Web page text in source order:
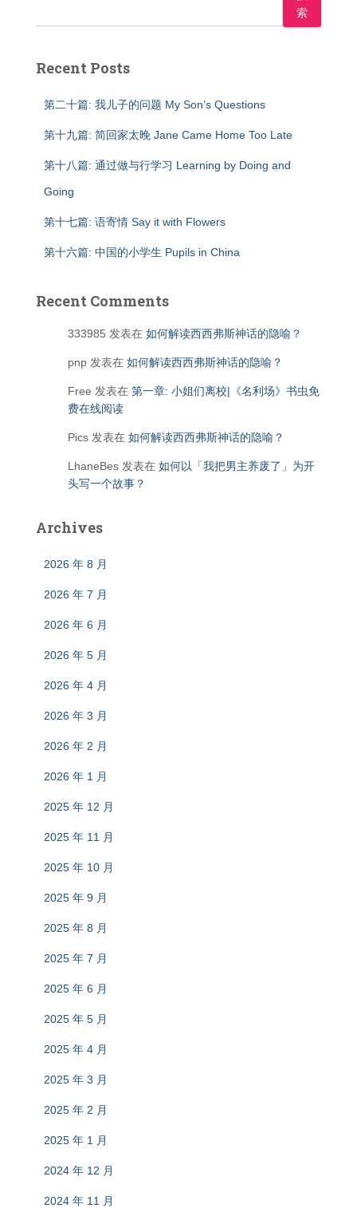
索
Recent Posts
第二十篇: 我儿子的问题 My Son’s Questions
第十九篇: 简回家太晚 Jane Came Home Too Late
第十八篇: 通过做与行学习 Learning by Doing and
Going
第十七篇: 语寄情 Say it with Flowers
第十六篇: 中国的小学生 Pupils in China
Recent Comments
333985 发表在 如何解读西西弗斯神话的隐喻？
pnp 发表在 如何解读西西弗斯神话的隐喻？
Free 发表在 第一章: 小姐们离校|《名利场》书虫免
费在线阅读
Pics 发表在 如何解读西西弗斯神话的隐喻？
LhaneBes 发表在 如何以「我把男主养废了」为开
头写一个故事？
Archives
2026 年 8 月
2026 年 7 月
2026 年 6 月
2026 年 5 月
2026 年 4 月
2026 年 3 月
2026 年 2 月
2026 年 1 月
2025 年 12 月
2025 年 11 月
2025 年 10 月
2025 年 9 月
2025 年 8 月
2025 年 7 月
2025 年 6 月
2025 年 5 月
2025 年 4 月
2025 年 3 月
2025 年 2 月
2025 年 1 月
2024 年 12 月
2024 年 11 月